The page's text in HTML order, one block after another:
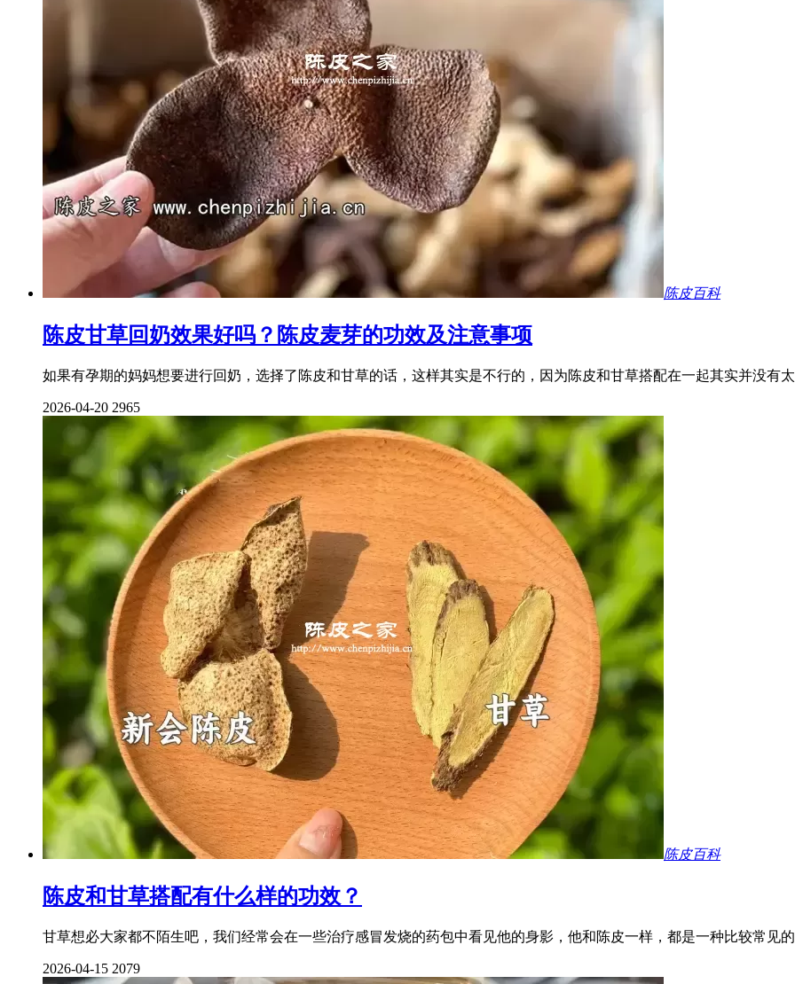
陈皮百科
陈皮甘草回奶效果好吗？陈皮麦芽的功效及注意事项
如果有孕期的妈妈想要进行回奶，选择了陈皮和甘草的话，这样其实是不行的，因为陈皮和甘草搭配在一起其实并没有
2026-04-20 2965
陈皮百科
陈皮和甘草搭配有什么样的功效？
甘草想必大家都不陌生吧，我们经常会在一些治疗感冒发烧的药包中看见他的身影，他和陈皮一样，都是一种比较常见
2026-04-15 2079